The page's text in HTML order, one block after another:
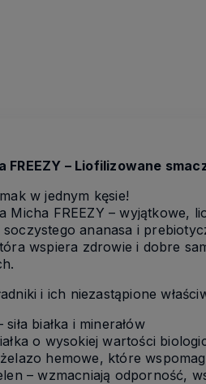
FREEZY – Liofilizowane
w jednym kęsie!
Micha FREEZY – wyjątkowe,
soczystego ananasa i
wspiera zdrowie i dobre
i ich niezastąpione
siła białka i minerałów
o wysokiej wartości
hemowe, które
– wzmacniają odporność,